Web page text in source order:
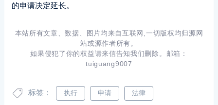
的申请决定延长。
本站所有文章、数据、图片均来自互联网,一切版权均归源网
站或源作者所有。
如果侵犯了你的权益请来信告知我们删除。邮箱：
tuiguang9007
标签： 执行 申请 法律